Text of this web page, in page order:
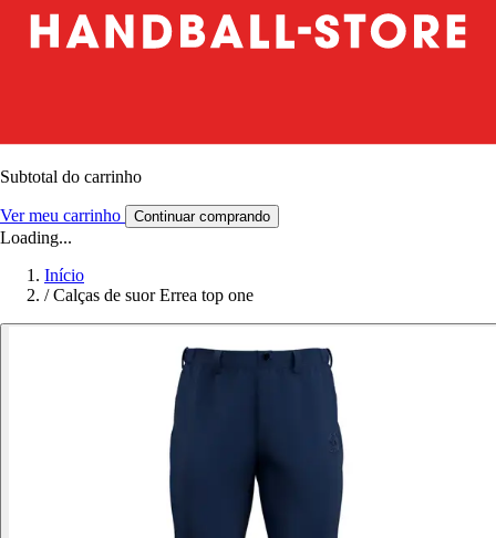
Subtotal do carrinho
Ver meu carrinho Continuar comprando
Loading...
Início
/ Calças de suor Errea top one